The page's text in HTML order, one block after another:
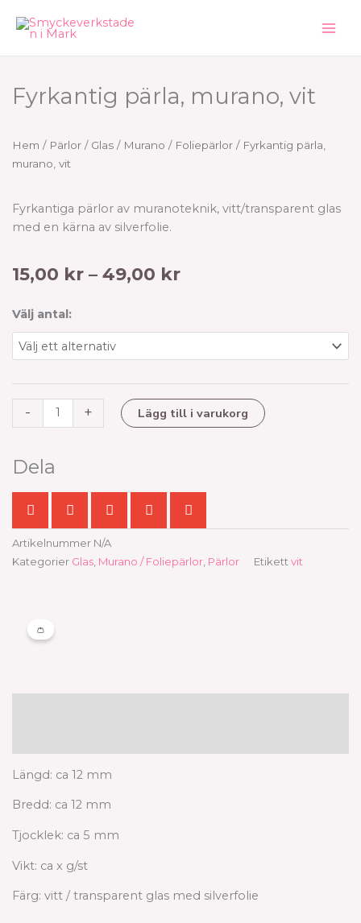
👛
Fyrkantig pärla, murano, vit
Hem / Pärlor / Glas / Murano / Foliepärlor / Fyrkantig pärla,
murano, vit
Fyrkantiga pärlor av muranoteknik, vitt/transparent glas
med en kärna av silverfolie.
15,00 kr – 49,00 krPrisintervall:
49,00 kr
Välj antal:
-
Fyrkantig
pärla,
murano,
mängd
+ Lägg till i varukorg
Dela
Artikelnummer N/A
Kategorier Glas, Murano / Foliepärlor, Pärlor Etikettvit
Längd: ca 12 mm
Bredd: ca 12 mm
Tjocklek: ca 5 mm
Vikt: ca x g/st
Färg: vitt / transparent glas med silverfolie